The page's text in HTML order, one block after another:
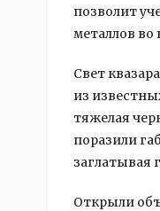
позволит
металлов во
Свет
из
тяжелая
поразили
заглатывая
Открыли